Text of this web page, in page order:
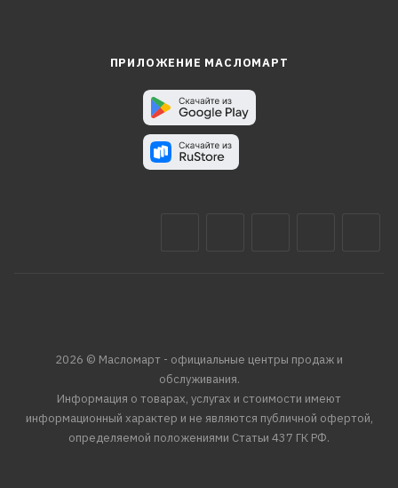
ПРИЛОЖЕНИЕ МАСЛОМАРТ
2026 © Масломарт - официальные центры продаж и
обслуживания.
Информация о товарах, услугах и стоимости имеют
информационный характер и не являются публичной офертой,
определяемой положениями Статьи 437 ГК РФ.